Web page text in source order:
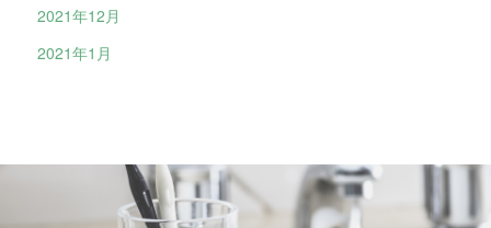
2021年12月
2021年1月